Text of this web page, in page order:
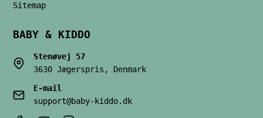
Sitemap
BABY & KIDDO
Stenøvej 57
3630 Jægerspris, Denmark
E-mail
support@baby-kiddo.dk